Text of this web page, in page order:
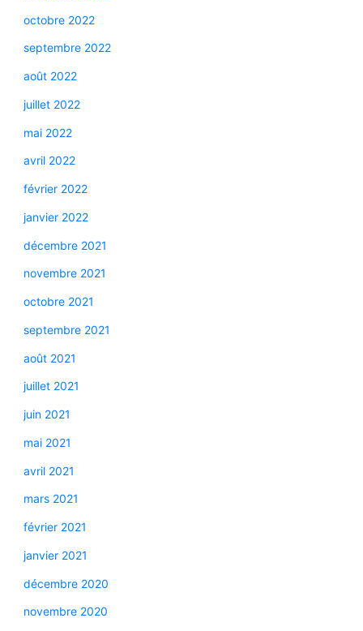
octobre 2022
septembre 2022
août 2022
juillet 2022
mai 2022
avril 2022
février 2022
janvier 2022
décembre 2021
novembre 2021
octobre 2021
septembre 2021
août 2021
juillet 2021
juin 2021
mai 2021
avril 2021
mars 2021
février 2021
janvier 2021
décembre 2020
novembre 2020